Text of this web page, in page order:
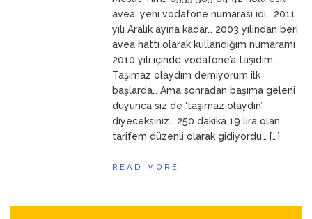
ANNEMavea, yeni vodafone numarası idi… 2011
yılı Aralık ayına kadar… 2003 yılından beri
avea hattı olarak kullandığım numaramı
2010 yılı içinde vodafone’a taşıdım…
Taşımaz olaydım demiyorum ilk
başlarda… Ama sonradan başıma geleni
duyunca siz de ‘taşımaz olaydın’
diyeceksiniz… 250 dakika 19 lira olan
tarifem düzenli olarak gidiyordu… […]
READ MORE